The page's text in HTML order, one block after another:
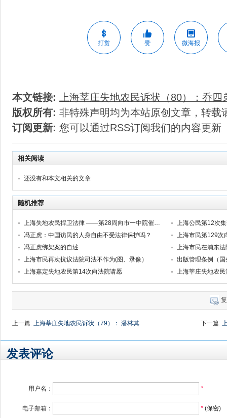
打赏 赞 微海报
本文链接:
上海莘庄失地农民诉状（80）：乔四
版权所有: 非特殊声明均为本站原创文章，转载
订阅更新: 您可以通过RSS订阅我们的内容更新
相关阅读
还没有和本文相关的文章
随机推荐
上海公民第12次
冯正虎：中国访民的人身自由不受法律保护吗？
上海市民第129
冯正虎绑架案的自述
上海市民在浦东
上海市民再次抗议法院司法不作为(图、录像）
出版管理条例（国
上海嘉定失地农民第14次向法院请愿
上海莘庄失地农
上一篇: 上海莘庄失地农民诉状（79）： 潘林其 下一篇:
发表评论
用户名： *
电子邮箱： *(保密)